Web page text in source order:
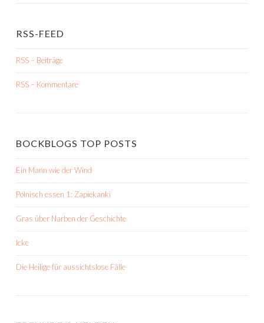
RSS-FEED
RSS – Beiträge
RSS – Kommentare
BOCKBLOGS TOP POSTS
Ein Mann wie der Wind
Polnisch essen 1: Zapiekanki
Gras über Narben der Geschichte
Icke
Die Heilige für aussichtslose Fälle